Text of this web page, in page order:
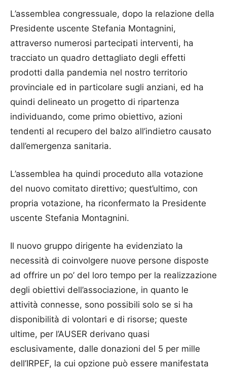
L’assemblea congressuale, dopo la relazione della
Presidente uscente Stefania Montagnini,
attraverso numerosi partecipati interventi, ha
tracciato un quadro dettagliato degli effetti
prodotti dalla pandemia nel nostro territorio
provinciale ed in particolare sugli anziani, ed ha
quindi delineato un progetto di ripartenza
individuando, come primo obiettivo, azioni
tendenti al recupero del balzo all’indietro causato
dall’emergenza sanitaria.
L’assemblea ha quindi proceduto alla votazione
del nuovo comitato direttivo; quest’ultimo, con
propria votazione, ha riconfermato la Presidente
uscente Stefania Montagnini.
Il nuovo gruppo dirigente ha evidenziato la
necessità di coinvolgere nuove persone disposte
ad offrire un po’ del loro tempo per la realizzazione
degli obiettivi dell’associazione, in quanto le
attività connesse, sono possibili solo se si ha
disponibilità di volontari e di risorse; queste
ultime, per l’AUSER derivano quasi
esclusivamente, dalle donazioni del 5 per mille
dell’IRPEF, la cui opzione può essere manifestata